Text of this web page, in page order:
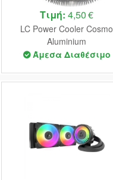
Τιμή: 4,50 €
LC Power Cooler Cosmo
Aluminium
Άμεσα Διαθέσιμο